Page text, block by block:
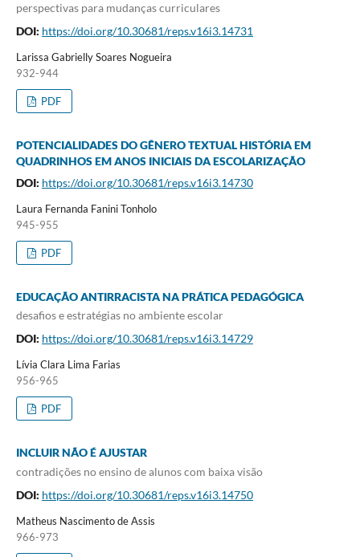
perspectivas para mudanças curriculares
DOI: https://doi.org/10.30681/reps.v16i3.14731
Larissa Gabrielly Soares Nogueira
932-944
PDF
POTENCIALIDADES DO GÊNERO TEXTUAL HISTÓRIA EM
QUADRINHOS EM ANOS INICIAIS DA ESCOLARIZAÇÃO
DOI: https://doi.org/10.30681/reps.v16i3.14730
Laura Fernanda Fanini Tonholo
945-955
PDF
EDUCAÇÃO ANTIRRACISTA NA PRÁTICA PEDAGÓGICA
desafios e estratégias no ambiente escolar
DOI: https://doi.org/10.30681/reps.v16i3.14729
Lívia Clara Lima Farias
956-965
PDF
INCLUIR NÃO É AJUSTAR
contradições no ensino de alunos com baixa visão
DOI: https://doi.org/10.30681/reps.v16i3.14750
Matheus Nascimento de Assis
966-973